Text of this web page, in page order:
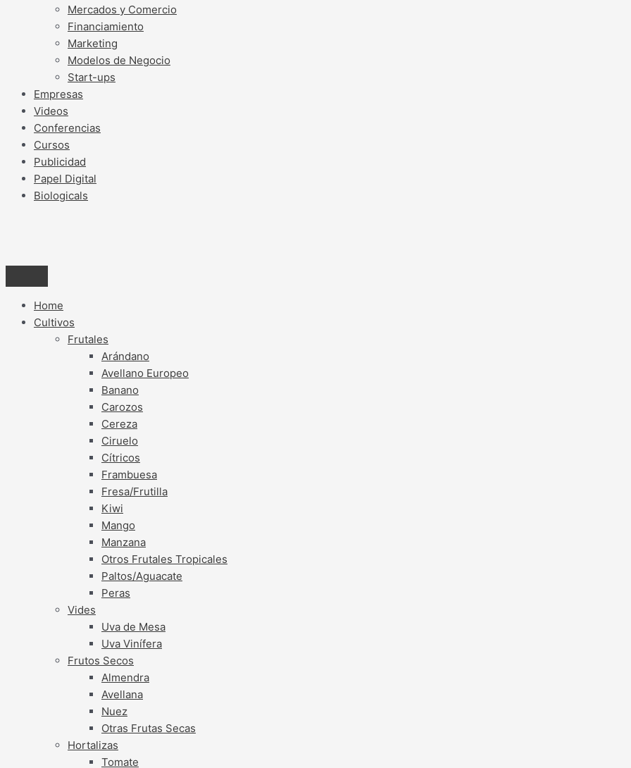
Mercados y Comercio
Financiamiento
Marketing
Modelos de Negocio
Start-ups
Empresas
Videos
Conferencias
Cursos
Publicidad
Papel Digital
Biologicals
Home
Cultivos
Frutales
Arándano
Avellano Europeo
Banano
Carozos
Cereza
Ciruelo
Cítricos
Frambuesa
Fresa/Frutilla
Kiwi
Mango
Manzana
Otros Frutales Tropicales
Paltos/Aguacate
Peras
Vides
Uva de Mesa
Uva Vinífera
Frutos Secos
Almendra
Avellana
Nuez
Otras Frutas Secas
Hortalizas
Tomate